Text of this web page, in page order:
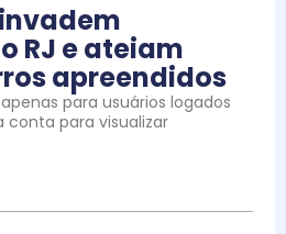
RJ e ateiam
apreendidos
para usuários logados
conta para visualizar